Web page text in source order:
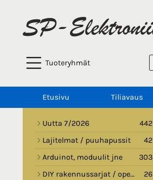
Tuoteryhmät
Etusivu Tiliavaus
Uutta 7/2026
442
Lajitelmat / puuhapussit
42
Arduinot, moduulit jne
303
DIY rakennussarjat / opetussarjat
26